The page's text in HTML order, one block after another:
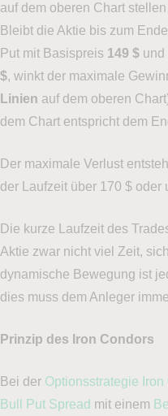
auf dem oberen Chart
Bleibt die Aktie bis zum
Put mit Basispreis 149 $ und
$, winkt der maximale
Linien auf dem oberen
dem Chart entspricht dem
Der maximale Verlust
der Laufzeit über 170 $ oder
Die kurze Laufzeit des
Aktie zwar nicht viel Zeit,
dynamische Bewegung ist
dies muss dem Anleger
Prinzip des Iron Condors
Bei der Optionsstrategie Iron
Bull Put Spread mit einem